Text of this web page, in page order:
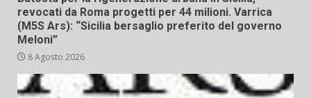
revocati da Roma progetti per 44 milioni. Varrica
(M5S Ars): “Sicilia bersaglio preferito del governo
Meloni”
8 Agosto 2026